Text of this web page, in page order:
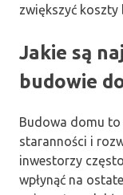
zwiększyć
Jakie są
budowie
Budowa domu to
staranności i
inwestorzy
wpłynąć na